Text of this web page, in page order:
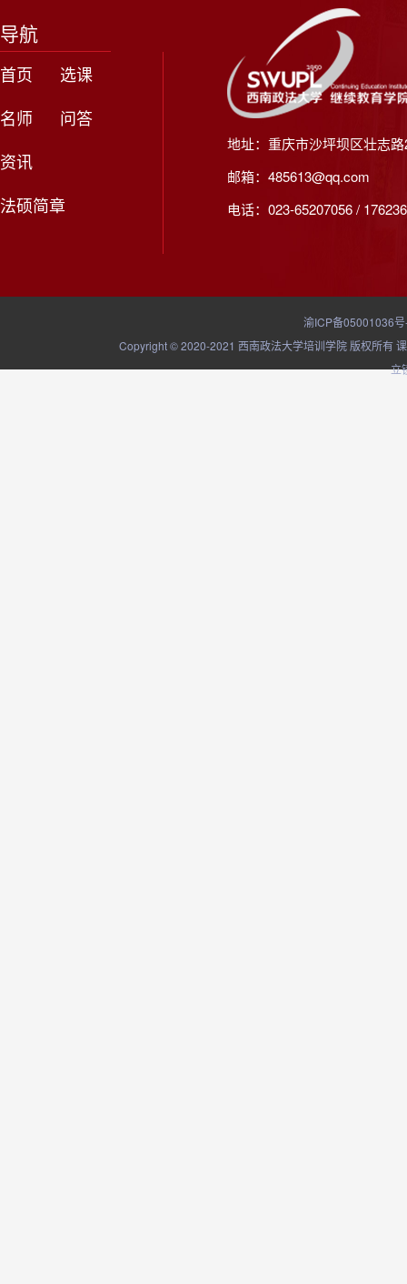
导航
首页
选课
名师
问答
资讯
法硕简章
地址：重庆市沙坪坝区壮志
邮箱：485613@qq.com
电话：023-65207056 /
渝ICP备05001036
Copyright © 2020-2021 西南政法大学培训学院 版权所有
立